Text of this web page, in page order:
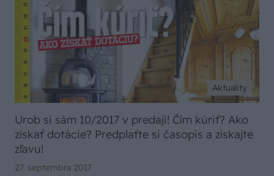
Aktuality
Urob si sám 10/2017 v predaji! Čím kúriť? Ako
získať dotácie? Predplaťte si časopis a získajte
zľavu!
27. septembra 2017